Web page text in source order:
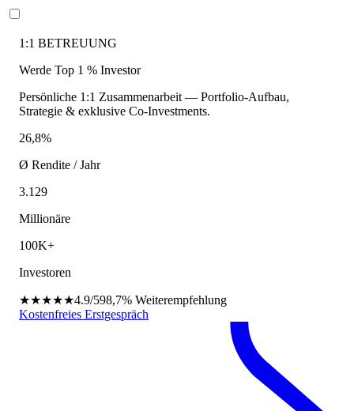
1:1 BETREUUNG
Werde Top 1 % Investor
Persönliche 1:1 Zusammenarbeit — Portfolio-Aufbau,
Strategie & exklusive Co-Investments.
26,8%
Ø Rendite / Jahr
3.129
Millionäre
100K+
Investoren
★★★★★4.9/598,7% Weiterempfehlung
Kostenfreies Erstgespräch